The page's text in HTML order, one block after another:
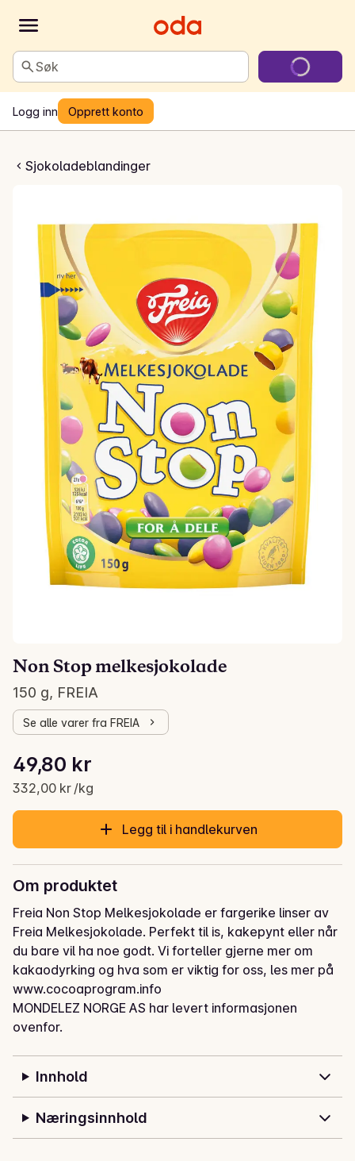
Søk
Logg inn Opprett konto
Sjokoladeblandinger
Non Stop melkesjokolade
150 g, FREIA
Se alle varer fra FREIA
Gjeldende pris er: 49,80 kr
49,80 kr
332,00 kr /kg
Stykkpris: 332,00 kr /kg
Legg til i handlekurven
Om produktet
Freia Non Stop Melkesjokolade er fargerike linser av
Freia Melkesjokolade. Perfekt til is, kakepynt eller når
du bare vil ha noe godt. Vi forteller gjerne mer om
kakaodyrking og hva som er viktig for oss, les mer på
www.cocoaprogram.info
MONDELEZ NORGE AS har levert informasjonen
ovenfor.
Innhold
Næringsinnhold